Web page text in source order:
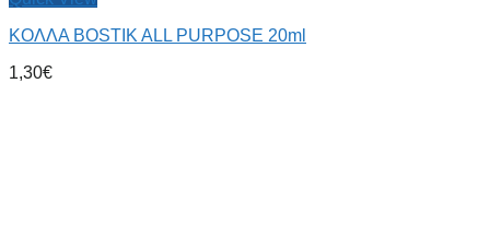
ΚΟΛΛΑ BOSTIK ALL PURPOSE 20ml
1,30€